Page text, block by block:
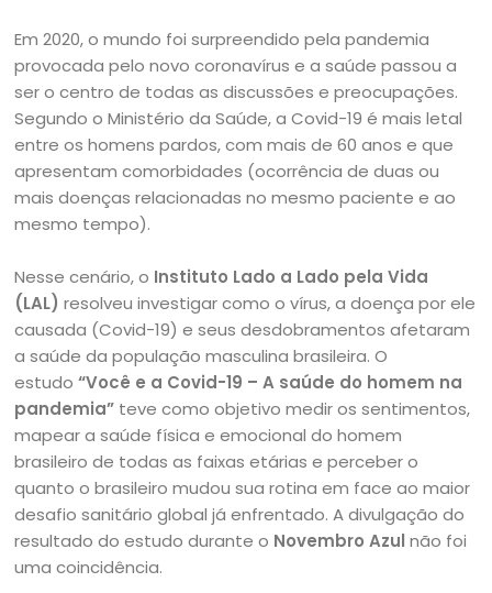
Em 2020, o mundo foi surpreendido pela pandemia
provocada pelo novo coronavírus e a saúde passou a
ser o centro de todas as discussões e preocupações.
Segundo o Ministério da Saúde, a Covid-19 é mais letal
entre os homens pardos, com mais de 60 anos e que
apresentam comorbidades (ocorrência de duas ou
mais doenças relacionadas no mesmo paciente e ao
mesmo tempo).
Nesse cenário, o Instituto Lado a Lado pela Vida
(LAL) resolveu investigar como o vírus, a doença por ele
causada (Covid-19) e seus desdobramentos afetaram
a saúde da população masculina brasileira. O
estudo“Você e a Covid-19 – A saúde do homem na
pandemia” teve como objetivo medir os sentimentos,
mapear a saúde física e emocional do homem
brasileiro de todas as faixas etárias e perceber o
quanto o brasileiro mudou sua rotina em face ao maior
desafio sanitário global já enfrentado. A divulgação do
resultado do estudo durante o Novembro Azul não foi
uma coincidência.